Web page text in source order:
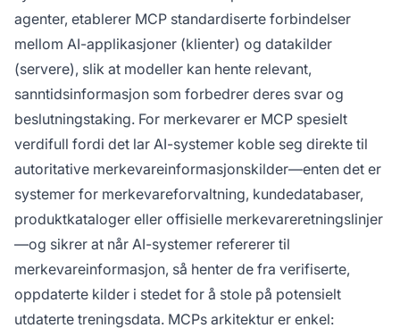
agenter, etablerer MCP standardiserte forbindelser
mellom AI-applikasjoner (klienter) og datakilder
(servere), slik at modeller kan hente relevant,
sanntidsinformasjon som forbedrer deres svar og
beslutningstaking. For merkevarer er MCP spesielt
verdifull fordi det lar AI-systemer koble seg direkte til
autoritative merkevareinformasjonskilder—enten det er
systemer for merkevareforvaltning, kundedatabaser,
produktkataloger eller offisielle merkevareretningslinjer
—og sikrer at når AI-systemer refererer til
merkevareinformasjon, så henter de fra verifiserte,
oppdaterte kilder i stedet for å stole på potensielt
utdaterte treningsdata. MCPs arkitektur er enkel: